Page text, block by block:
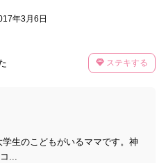
年3月6日
ステキする
生のこどもがいるママです。神
...